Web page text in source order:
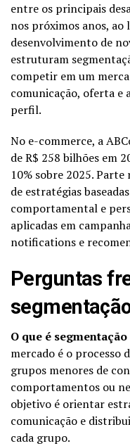
entre os principais
nos próximos anos, ao
desenvolvimento de
estruturam
competir em um
comunicação, oferta e
perfil.
No e-commerce, a
de R$ 258 bilhões em
10% sobre 2025.
de estratégias
comportamental e
aplicadas em
notifications e
Perguntas
O que é
mercado é o processo
grupos menores de
comportamentos ou
objetivo é orientar
comunicação e
cada grupo.